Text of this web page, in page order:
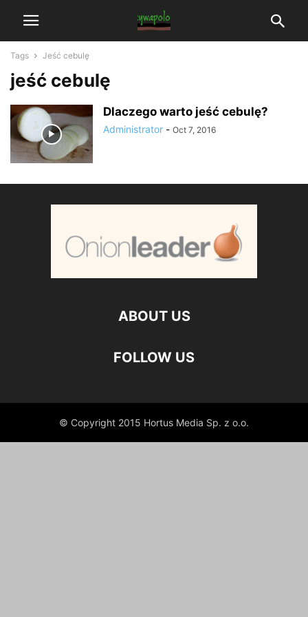
Tags Jeść cebulę
jeść cebulę
Dlaczego warto jeść cebulę?
Administrator - Oct 7, 2016
ABOUT US
FOLLOW US
© Copyright 2015 Hortus Media Sp. z o.o.